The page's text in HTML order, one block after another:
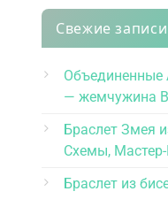
Свежие записи
Объединенные
— жемчужина
Браслет Змея
Схемы,
Браслет из